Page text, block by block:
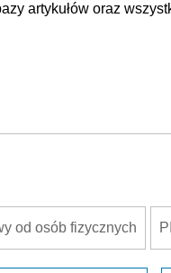
artykułów oraz
od osób fizycznych